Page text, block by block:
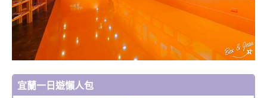
宜蘭一日遊懶人包